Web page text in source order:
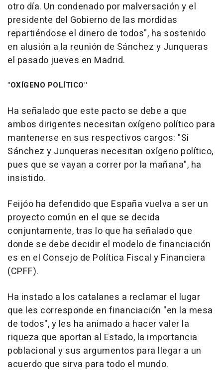
otro día. Un condenado por malversación y el
presidente del Gobierno de las mordidas
repartiéndose el dinero de todos", ha sostenido
en alusión a la reunión de Sánchez y Junqueras
el pasado jueves en Madrid.
"OXÍGENO POLÍTICO"
Ha señalado que este pacto se debe a que
ambos dirigentes necesitan oxígeno político para
mantenerse en sus respectivos cargos: "Si
Sánchez y Junqueras necesitan oxígeno político,
pues que se vayan a correr por la mañana", ha
insistido.
Feijóo ha defendido que España vuelva a ser un
proyecto común en el que se decida
conjuntamente, tras lo que ha señalado que
donde se debe decidir el modelo de financiación
es en el Consejo de Política Fiscal y Financiera
(CPFF).
Ha instado a los catalanes a reclamar el lugar
que les corresponde en financiación "en la mesa
de todos", y les ha animado a hacer valer la
riqueza que aportan al Estado, la importancia
poblacional y sus argumentos para llegar a un
acuerdo que sirva para todo el mundo.